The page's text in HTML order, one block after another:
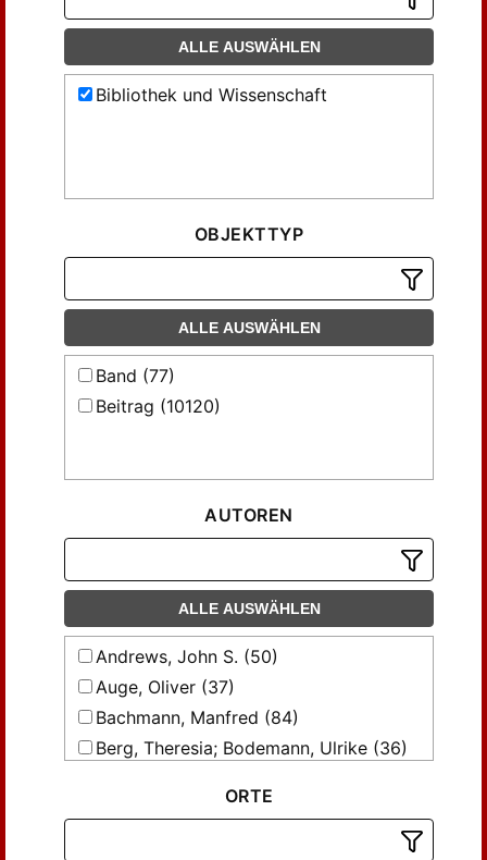
ALLE AUSWÄHLEN
Bibliothek und Wissenschaft
OBJEKTTYP
ALLE AUSWÄHLEN
Band (77)
Beitrag (10120)
AUTOREN
ALLE AUSWÄHLEN
Andrews, John S. (50)
Auge, Oliver (37)
Bachmann, Manfred (84)
Berg, Theresia; Bodemann, Ulrike (36)
Bergstraesser, Dorothea (82)
ORTE